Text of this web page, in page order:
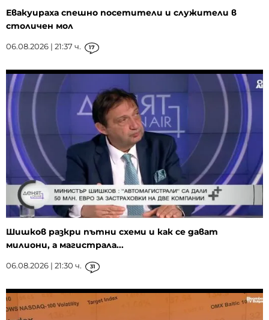
Евакуираха спешно посетители и служители в
столичен мол
06.08.2026 | 21:37 ч. 17
Шишков разкри пътни схеми и как се дават
милиони, а магистрала...
06.08.2026 | 21:30 ч. 31